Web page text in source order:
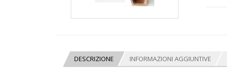
DESCRIZIONE INFORMAZIONI AGGIUNTIVE